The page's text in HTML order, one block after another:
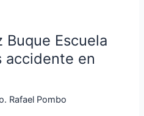
Buque Escuela
accidente en
Rafael Pombo